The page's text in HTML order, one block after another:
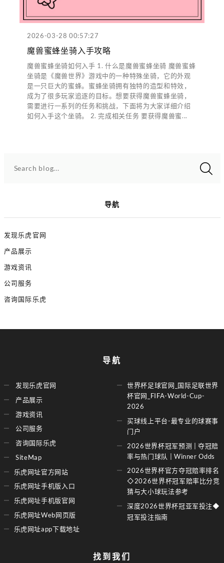
2026-03-28 00:57:27
魔兽蜜蜂坐骑入手攻略
魔兽蜜蜂坐骑如何入手 1. 什么是魔兽蜜蜂坐骑 魔兽蜜蜂
坐骑是《魔兽世界》游戏中的一种特殊坐骑，它的外观
是一只巨大的蜜蜂。蜜蜂坐骑拥有独特的造型和特效，
成为了很多玩家追逐的目标。想要获得魔兽蜜蜂坐骑，
需要进行一系列的任务和挑战，下面将为大家详细介绍
如何入手这个坐骑。 2. 完成相关任务 要获得魔兽蜜...
Search blog...
导航
发现乐虎官网
产品展示
游戏资讯
公司服务
咨询国际乐虎
导航
发现乐虎官网
产品展示
游戏资讯
公司服务
咨询国际乐虎
SiteMap
乐虎网址官方网站
乐虎网址手机版入口
乐虎网址手机版官网
乐虎网址Web网页版
乐虎网址app下载地址
世界杯足球官网_国际足联世界
杯官网_FIFA-World-Cup-
2026
买球线上平台-最专业的球赛事
门户
2026世界杯冠军预测 | 夺冠赔
率与热门球队 | Winner Odds
2026世界杯官方夺冠赔率排名
◇2026世界杯冠军赔率比分竞
猜与大小球玩法参考
深度2026世界杯冠亚军投注◆
冠军投注指南
找到我们